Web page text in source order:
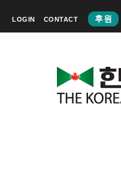
LOGIN CONTACT 후원